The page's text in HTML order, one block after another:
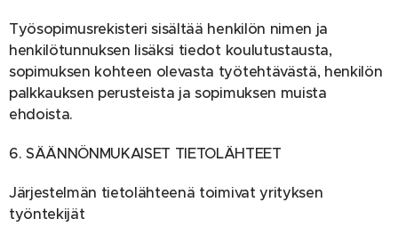
Työsopimusrekisteri sisältää henkilön nimen ja
henkilötunnuksen lisäksi tiedot koulutustausta,
sopimuksen kohteen olevasta työtehtävästä, henkilön
palkkauksen perusteista ja sopimuksen muista
ehdoista.
6. SÄÄNNÖNMUKAISET TIETOLÄHTEET
Järjestelmän tietolähteenä toimivat yrityksen
työntekijät